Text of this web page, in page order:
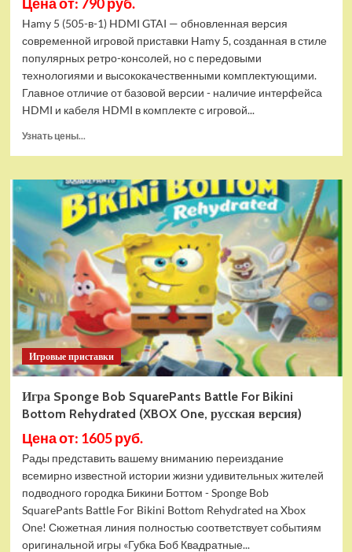
Hamy 5 (505-в-1) HDMI GTAI — обновленная версия
современной игровой приставки Hamy 5, созданная в стиле
популярных ретро-консолей, но с передовыми
технологиями и высококачественными комплектующими.
Главное отличие от базовой версии - наличие интерфейса
HDMI и кабеля HDMI в комплекте с игровой...
Узнать цены...
Игровая
приставка
Hamy
5
(505-
в-1)
HDMI
GTA
Игровые приставки
Игра Sponge Bob SquarePants Battle For Bikini
Bottom Rehydrated (XBOX One, русская версия)
Цена от: 1605 руб.
Рады представить вашему вниманию переиздание
всемирно известной истории жизни удивительных жителей
подводного городка Бикини Боттом - Sponge Bob
SquarePants Battle For Bikini Bottom Rehydrated на Xbox
One! Сюжетная линия полностью соответствует событиям
оригинальной игры «Губка Боб Квадратные...